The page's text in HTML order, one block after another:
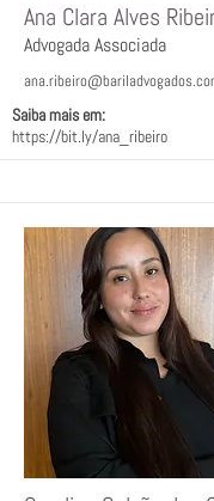
Ana Clara Alves
Advogada Associada
Saiba mais em:ﾠ
https://bit.ly/ana_ribeiro